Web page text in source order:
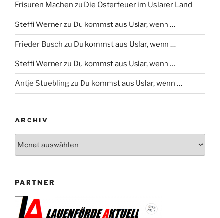
Frisuren Machen zu Die Osterfeuer im Uslarer Land
Steffi Wernerzu Du kommst aus Uslar, wenn …
Frieder Busch zu Du kommst aus Uslar, wenn …
Steffi Wernerzu Du kommst aus Uslar, wenn …
Antje Stueblingzu Du kommst aus Uslar, wenn …
ARCHIV
PARTNER